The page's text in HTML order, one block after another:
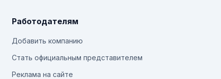
Работодателям
Добавить компанию
Стать официальным представителем
Реклама на сайте